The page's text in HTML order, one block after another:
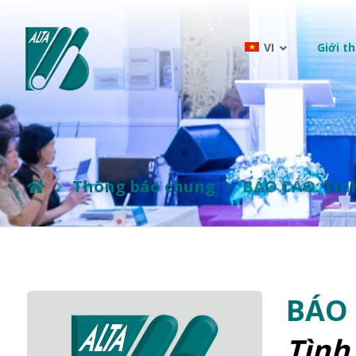
VI Giới
Thông báo chung BÁO CÁO: